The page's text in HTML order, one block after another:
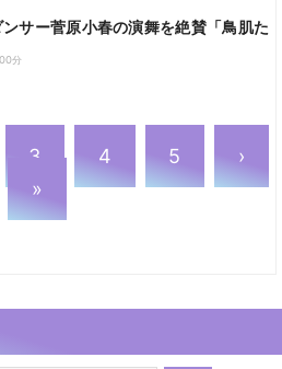
サー菅原小春の演舞を絶賛「鳥肌た
分
3 4 5
›
»